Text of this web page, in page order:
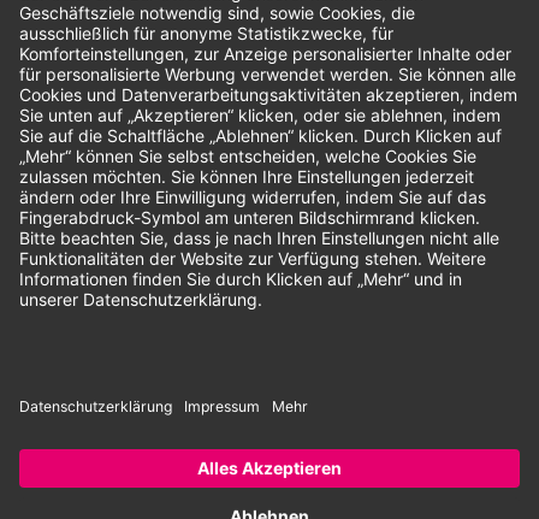
Unsere Zahlungsarten:
Rechnung SEPA-Lastschrift Vorkasse